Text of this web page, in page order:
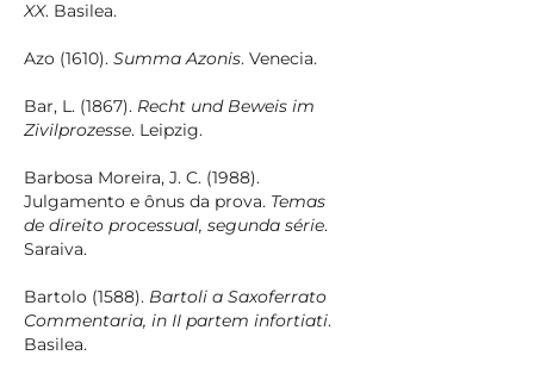
XX. Basilea.
Azo (1610). Summa Azonis. Venecia.
Bar, L. (1867). Recht und Beweis im
Zivilprozesse. Leipzig.
Barbosa Moreira, J. C. (1988).
Julgamento e ônus da prova. Temas
de direito processual, segunda série.
Saraiva.
Bartolo (1588). Bartoli a Saxoferrato
Commentaria, in II partem infortiati.
Basilea.